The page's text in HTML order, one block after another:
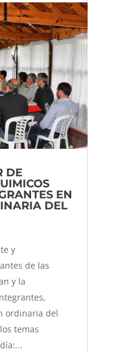
DE
EN
DEL
y
de las
y la
ordinaria del
temas